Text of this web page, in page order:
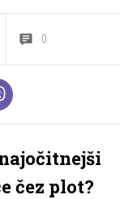
0
čez plot?